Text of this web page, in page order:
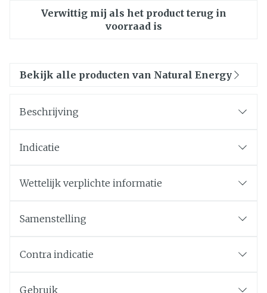
Verwittig mij als het product terug in
voorraad is
Bekijk alle producten van Natural Energy
Beschrijving
Indicatie
Wettelijk verplichte informatie
Samenstelling
Contra indicatie
Gebruik